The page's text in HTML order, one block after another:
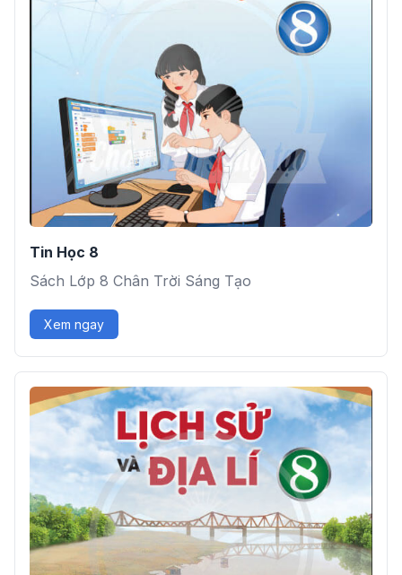
Tin Học 8
Sách Lớp 8 Chân Trời Sáng Tạo
Xem ngay